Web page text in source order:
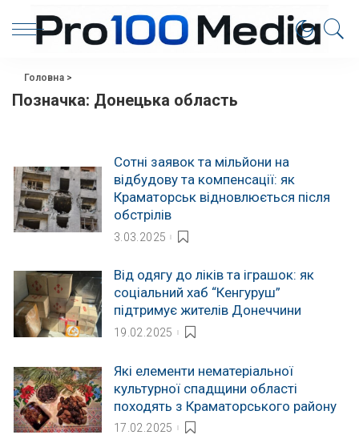
Головна>
Позначка: Донецька область
Сотні заявок та мільйони на
відбудову та компенсації: як
Краматорськ відновлюється після
обстрілів
3.03.2025
Від одягу до ліків та іграшок: як
соціальний хаб “Кенгуруш”
підтримує жителів Донеччини
19.02.2025
Які елементи нематеріальної
культурної спадщини області
походять з Краматорського району
17.02.2025